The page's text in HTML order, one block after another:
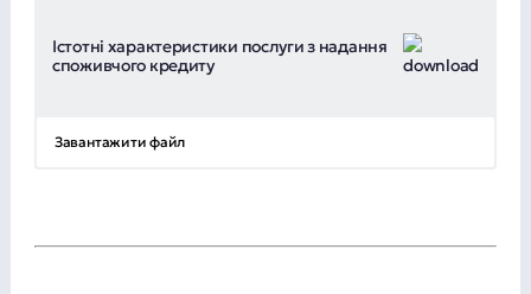
Істотні характеристики послуги з надання
споживчого кредиту
Завантажити файл